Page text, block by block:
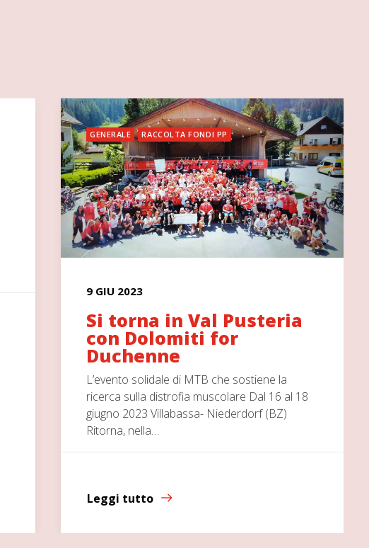
GENERALE RACCOLTA FONDI PP
9 GIU 2023
Si torna in Val Pusteria
con Dolomiti for
Duchenne
L’evento solidale di MTB che sostiene la
ricerca sulla distrofia muscolare Dal 16 al 18
giugno 2023 Villabassa- Niederdorf (BZ)
Ritorna, nella…
Leggi tutto